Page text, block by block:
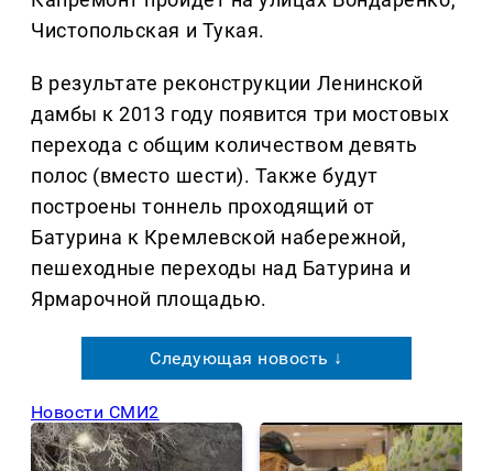
Чистопольская и Тукая.
В результате реконструкции Ленинской
дамбы к 2013 году появится три мостовых
перехода с общим количеством девять
полос (вместо шести). Также будут
построены тоннель проходящий от
Батурина к Кремлевской набережной,
пешеходные переходы над Батурина и
Ярмарочной площадью.
Следующая новость ↓
Новости СМИ2